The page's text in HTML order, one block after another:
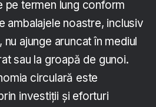
pe termen lung conform
ambalajele noastre, inclusiv
ajunge aruncat în mediul
sau la groapă de gunoi.
circulară este
investiții și eforturi